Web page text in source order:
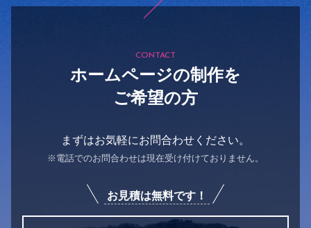
CONTACT
ホームページの制作を
ご希望の方
まずはお気軽にお問合わせください。
※電話でのお問合わせは現在受け付けておりません。
お見積は無料です！